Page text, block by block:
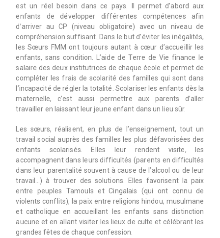
est un réel besoin dans ce pays. Il permet d’abord aux
enfants de développer différentes compétences afin
d’arriver au CP (niveau obligatoire) avec un niveau de
compréhension suffisant. Dans le but d’éviter les inégalités,
les Sœurs FMM ont toujours autant à cœur d’accueillir les
enfants, sans condition. L’aide de Terre de Vie finance le
salaire des deux institutrices de chaque école et permet de
compléter les frais de scolarité des familles qui sont dans
l’incapacité de régler la totalité. Scolariser les enfants dès la
maternelle, c’est aussi permettre aux parents d’aller
travailler en laissant leur jeune enfant dans un lieu sûr.
Les sœurs, réalisent, en plus de l’enseignement, tout un
travail social auprès des familles les plus défavorisées des
enfants scolarisés. Elles leur rendent visite, les
accompagnent dans leurs difficultés (parents en difficultés
dans leur parentalité souvent à cause de l’alcool ou de leur
travail…) à trouver des solutions. Elles favorisent la paix
entre peuples Tamouls et Cingalais (qui ont connu de
violents conflits), la paix entre religions hindou, musulmane
et catholique en accueillant les enfants sans distinction
aucune et en allant visiter les lieux de culte et célébrant les
grandes fêtes de chaque confession.